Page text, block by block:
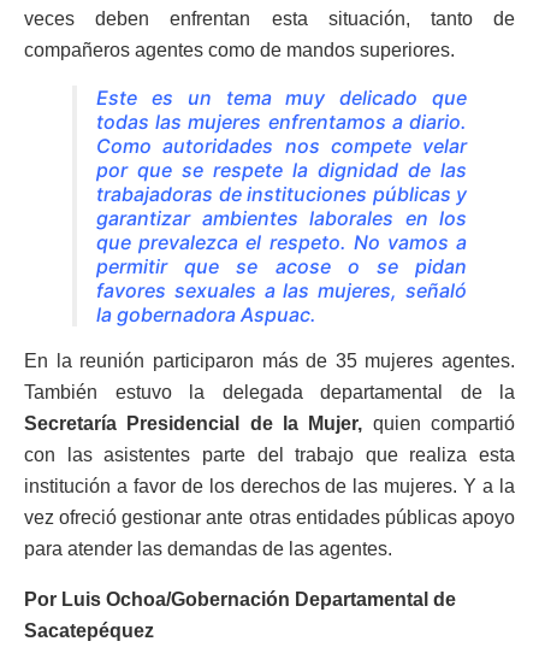
veces deben enfrentan esta situación, tanto de
compañeros agentes como de mandos superiores.
Este es un tema muy delicado que
todas las mujeres enfrentamos a diario.
Como autoridades nos compete velar
por que se respete la dignidad de las
trabajadoras de instituciones públicas y
garantizar ambientes laborales en los
que prevalezca el respeto. No vamos a
permitir que se acose o se pidan
favores sexuales a las mujeres, señaló
la gobernadora Aspuac.
En la reunión participaron más de 35 mujeres agentes.
También estuvo la delegada departamental de la
Secretaría Presidencial de la Mujer, quien compartió
con las asistentes parte del trabajo que realiza esta
institución a favor de los derechos de las mujeres. Y a la
vez ofreció gestionar ante otras entidades públicas apoyo
para atender las demandas de las agentes.
Por Luis Ochoa/Gobernación Departamental de
Sacatepéquez